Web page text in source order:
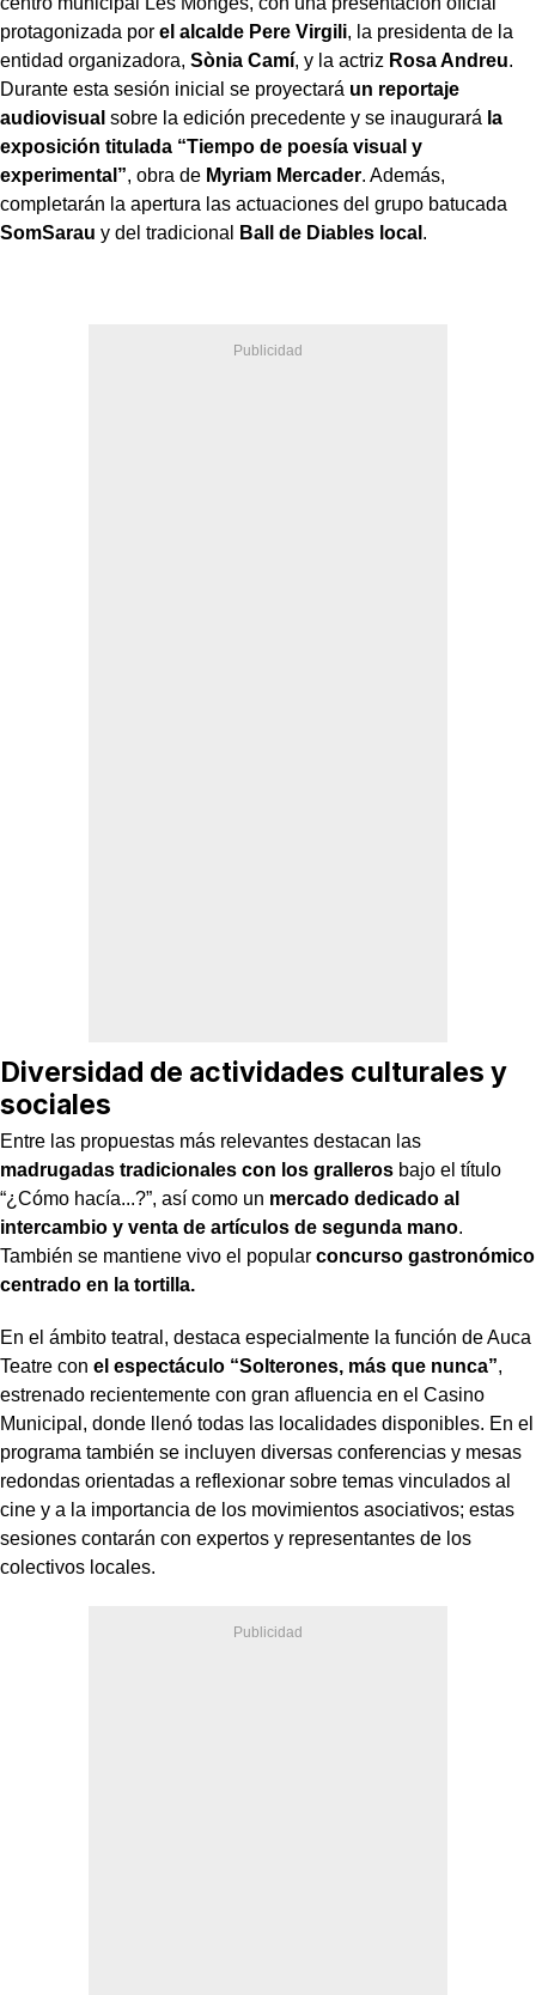
protagonizada por el alcalde Pere Virgili, la presidenta de la
entidad organizadora, Sònia Camí, y la actriz Rosa Andreu.
Durante esta sesión inicial se proyectará un reportaje
audiovisual sobre la edición precedente y se inaugurará la
exposición titulada “Tiempo de poesía visual y
experimental”, obra de Myriam Mercader. Además,
completarán la apertura las actuaciones del grupo batucada
SomSarau y del tradicional Ball de Diables local .
Diversidad de actividades culturales y
sociales
Entre las propuestas más relevantes destacan las
madrugadas tradicionales con los gralleros bajo el título
“¿Cómo hacía...?”, así como un mercado dedicado al
intercambio y venta de artículos de segunda mano.
También se mantiene vivo el popular concurso gastronómico
centrado en la tortilla.
En el ámbito teatral, destaca especialmente la función de Auca
Teatre con el espectáculo “Solterones, más que nunca”,
estrenado recientemente con gran afluencia en el Casino
Municipal, donde llenó todas las localidades disponibles. En el
programa también se incluyen diversas conferencias y mesas
redondas orientadas a reflexionar sobre temas vinculados al
cine y a la importancia de los movimientos asociativos; estas
sesiones contarán con expertos y representantes de los
colectivos locales.